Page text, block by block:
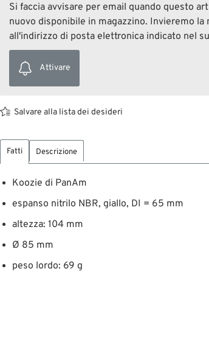
Si faccia avvisare per email quando questo
nuovo disponibile in magazzino. Invieremo la
all'indirizzo di posta elettronica indicato nel
Attivare
Salvare alla lista dei desideri
Fatti Descrizione
Koozie di PanAm
espanso nitrilo NBR, giallo, DI = 65 mm
altezza: 104 mm
Ø 85 mm
peso lordo: 69 g